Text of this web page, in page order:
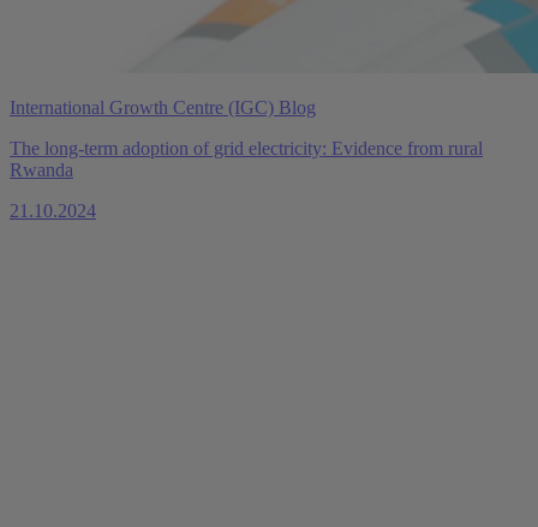
International Growth Centre (IGC) Blog
The long-term adoption of grid electricity: Evidence from rural
Rwanda
21.10.2024